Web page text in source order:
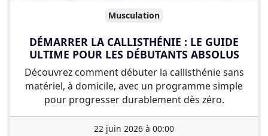
Musculation
DÉMARRER LA CALLISTHÉNIE : LE GUIDE
ULTIME POUR LES DÉBUTANTS ABSOLUS
Découvrez comment débuter la callisthénie sans
matériel, à domicile, avec un programme simple
pour progresser durablement dès zéro.
22 juin 2026 à 00:00